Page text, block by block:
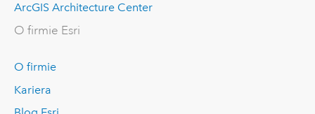
ArcGIS Architecture Center
O firmie Esri
O firmie
Kariera